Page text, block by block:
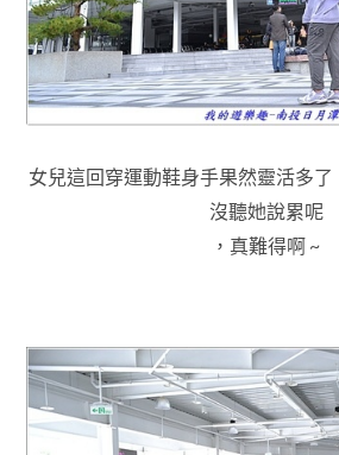
女兒這回穿運動鞋身手果然靈活多
沒聽她說累呢
，真難得啊 ~